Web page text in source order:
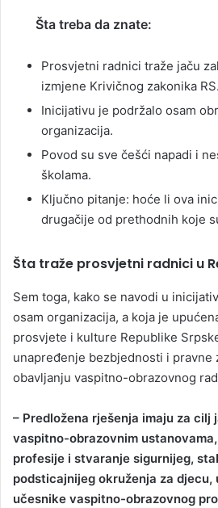
Šta treba da znate:
Prosvjetni radnici traže jaču
izmjene Krivičnog zakonika RS.
Inicijativu je podržalo osam
organizacija.
Povod su sve češći napadi i
školama.
Ključno pitanje: hoće li ova
drugačije od prethodnih koje
Šta traže prosvjetni radnici u
Sem toga, kako se navodi u
osam organizacija, a koja je
prosvjete i kulture Republike
unapređenje bezbjednosti i pravne
obavljanju vaspitno-obrazovnog
– Predložena rješenja imaju za cilj
vaspitno-obrazovnim
profesije i stvaranje sigurnijeg,
podsticajnijeg okruženja za djecu,
učesnike vaspitno-obrazovnog